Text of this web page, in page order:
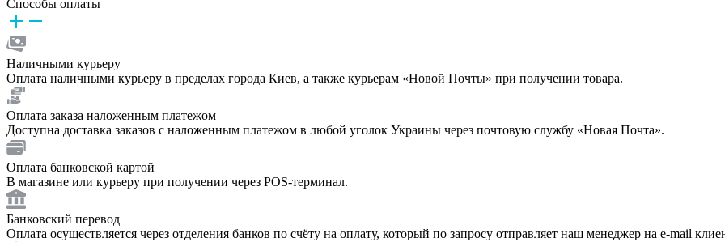
Способы оплаты
Наличными курьеру
Оплата наличными курьеру в пределах города Киев, а также курьерам «Новой Почты» при получении товара.
Оплата заказа наложенным платежом
Доступна доставка заказов с наложенным платежом в любой уголок Украины через почтовую службу «Новая Почта».
Оплата банковской картой
В магазине или курьеру при получении через POS-терминал.
Банковский перевод
Оплата осуществляется через отделения банков по счёту на оплату, который по запросу отправляет наш менеджер на e-mail